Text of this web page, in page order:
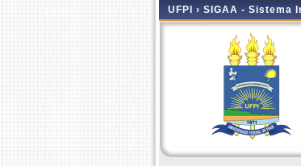
UFPI › SIGAA - Sistema